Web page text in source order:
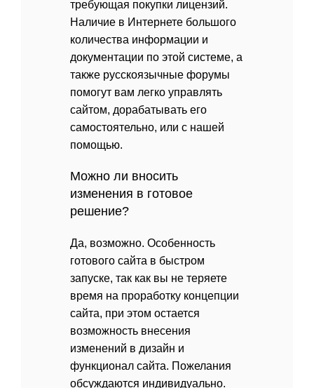
требующая покупки лицензий.
Наличие в Интернете большого
количества информации и
документации по этой системе, а
также русскоязычные форумы
помогут вам легко управлять
сайтом, дорабатывать его
самостоятельно, или с нашей
помощью.
Можно ли вносить
изменения в готовое
решение?
Да, возможно. Особенность
готового сайта в быстром
запуске, так как вы не теряете
время на проработку концепции
сайта, при этом остается
возможность внесения
изменений в дизайн и
функционал сайта. Пожелания
обсуждаются индивидуально.